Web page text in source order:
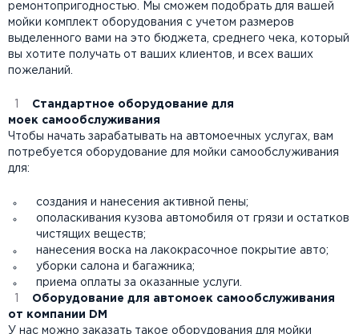
ремонтопригодностью. Мы сможем подобрать для вашей
мойки комплект оборудования с учетом размеров
выделенного вами на это бюджета, среднего чека, который
вы хотите получать от ваших клиентов, и всех ваших
пожеланий.
Стандартное оборудование для
моек самообслуживания
Чтобы начать зарабатывать на автомоечных услугах, вам
потребуется оборудование для мойки самообслуживания
для:
создания и нанесения активной пены;
ополаскивания кузова автомобиля от грязи и остатков
чистящих веществ;
нанесения воска на лакокрасочное покрытие авто;
уборки салона и багажника;
приема оплаты за оказанные услуги.
Оборудование для автомоек самообслуживания
от компании
DM
У нас можно заказать такое оборудования для мойки